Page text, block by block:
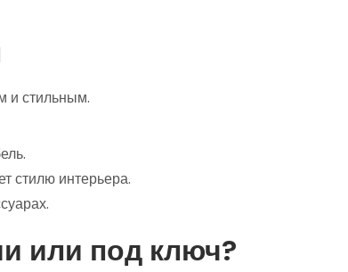
и стильным.
стилю интерьера.
или под ключ?